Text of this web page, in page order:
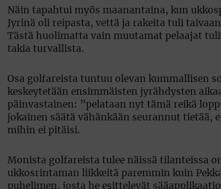
Näin tapahtui myös maanantaina, kun
Jyrinä oli reipasta, vettä ja rakeita tuli
Tästä huolimatta vain muutamat pelaajat
takia turvallista.
Osa golfareista tuntuu olevan kummallisen
keskeytetään ensimmäisten jyrähdysten
päinvastainen: ”pelataan nyt tämä reikä
jokainen säätä vähänkään seurannut tietää,
mihin ei pitäisi.
Monista golfareista tulee näissä tilanteissa
ukkosrintaman liikkeitä paremmin kuin
puhelimen, josta he esittelevät